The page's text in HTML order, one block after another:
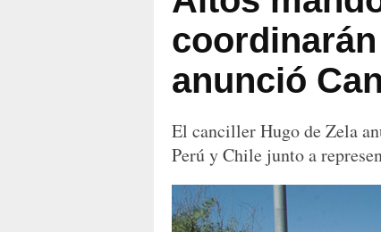
anunció
El canciller Hugo de Zela
Perú y Chile junto a